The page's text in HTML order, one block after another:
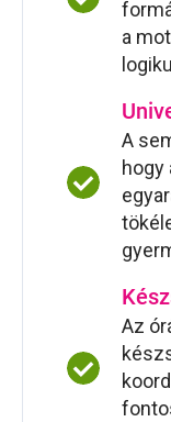
a
A
hogy
Az